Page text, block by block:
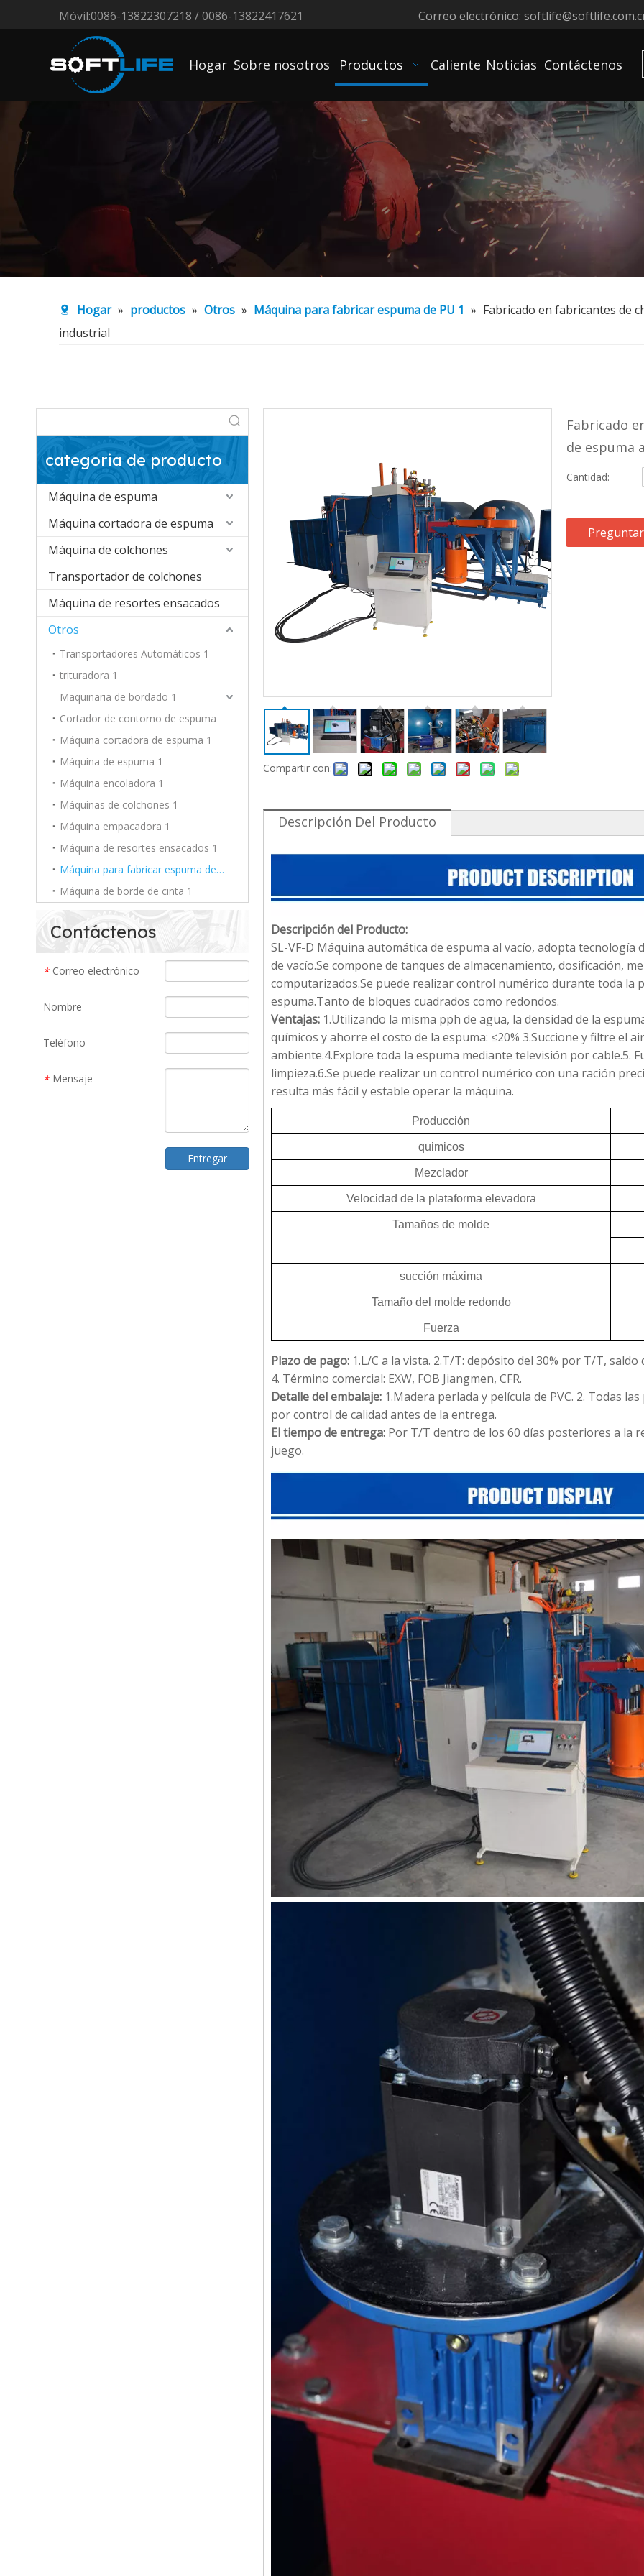
Móvil:0086-13822307218 / 0086-13822417621 Correo electrónico:
Hogar Sobre nosotros Productos Caliente Noticias Contáctenos
Hogar » productos » Otros » Máquina para fabricar espuma de PU 1 » Fabricado en fabricantes de
industrial
categoria de producto
Máquina de espuma
Máquina cortadora de espuma
Máquina de colchones
Transportador de colchones
Máquina de resortes ensacados
Otros
Transportadores Automáticos 1
trituradora 1
Maquinaria de bordado 1
Cortador de contorno de espuma
Máquina cortadora de espuma 1
Máquina de espuma 1
Máquina encoladora 1
Máquinas de colchones 1
Máquina empacadora 1
Máquina de resortes ensacados 1
Máquina para fabricar espuma de PU 1
Máquina de borde de cinta 1
Contáctenos
* Correo electrónico
Nombre
Teléfono
* Mensaje
Entregar
Compartir con:
Fabricado
de espuma
Cantidad:
Preguntar
Descripción Del Producto
Descripción del Producto:
SL-VF-D Máquina automática de espuma al vacío, adopta
de vacío.Se compone de tanques de almacenamiento, dosificación,
computarizados.Se puede realizar control numérico durante toda la
espuma.Tanto de bloques cuadrados como redondos.
Ventajas: 1.Utilizando la misma pph de agua, la densidad de la
químicos y ahorre el costo de la espuma: ≤20% 3.Succione y filtre el
ambiente.4.Explore toda la espuma mediante televisión por cable.5.
limpieza.6.Se puede realizar un control numérico con una ración
resulta más fácil y estable operar la máquina.
Producción
quimicos
Mezclador
Velocidad de la plataforma elevadora
Tamaños de molde
succión máxima
Tamaño del molde redondo
Fuerza
Plazo de pago: 1.L/C a la vista. 2.T/T: depósito del 30% por T/T,
4. Término comercial: EXW, FOB Jiangmen, CFR.
Detalle del embalaje: 1.Madera perlada y película de PVC. 2. Todas
por control de calidad antes de la entrega.
El tiempo de entrega: Por T/T dentro de los 60 días posteriores a la
juego.